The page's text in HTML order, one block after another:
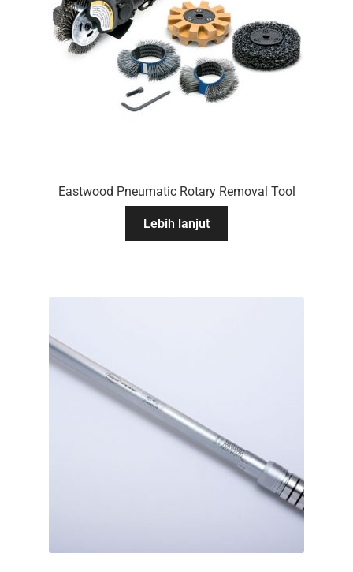
Eastwood Pneumatic Rotary Removal Tool
Lebih lanjut